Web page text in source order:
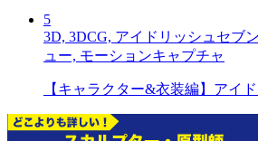
5
3D, 3DCG, アイドリッシュセブ
ュー, モーションキャプチャ
【キャラクター&衣装編】アイ